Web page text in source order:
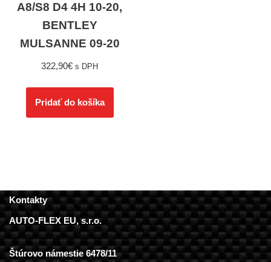
A8/S8 D4 4H 10-20,
BENTLEY
MULSANNE 09-20
322,90€ s DPH
Pridať do košíka
Kontakty
AUTO-FLEX EU, s.r.o.
Štúrovo námestie 6478/11